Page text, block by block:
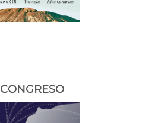
CONGRESO